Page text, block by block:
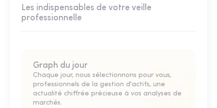
Les indispensables de votre veille
professionnelle
Graph du jour
Chaque jour, nous sélectionnons pour vous,
professionnels de la gestion d'actifs, une
actualité chiffrée précieuse à vos analyses de
marchés.